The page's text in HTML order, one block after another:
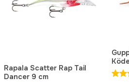
Rapala Scatter Rap Tail
Dancer 9 cm